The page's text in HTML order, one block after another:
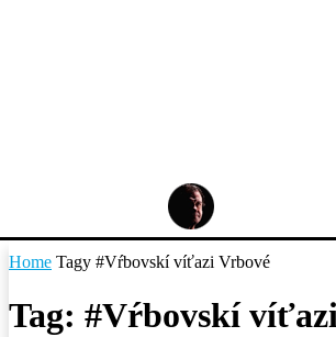
Home Tagy #Vŕbovskí víťazi Vrbové
Tag: #Vŕbovskí